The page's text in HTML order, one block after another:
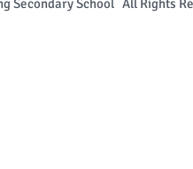
Secondary School All Rights